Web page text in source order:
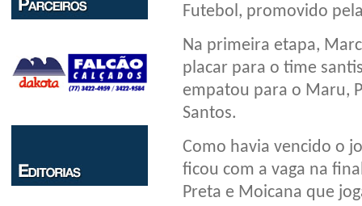
Futebol, promovido pela
Na primeira etapa,
placar para o time
empatou para o Maru,
Santos.
Como havia vencido o
ficou com a vaga na
Preta e Moicana que